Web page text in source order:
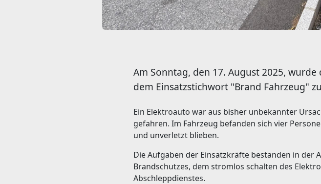
Am Sonntag, den 17. August 2025,
dem Einsatzstichwort "Brand Fahrzeug"
Ein Elektroauto war aus bisher unbekannter
gefahren. Im Fahrzeug befanden sich vier
und unverletzt blieben.
Die Aufgaben der Einsatzkräfte bestanden in der
Brandschutzes, dem stromlos schalten des
Abschleppdienstes.